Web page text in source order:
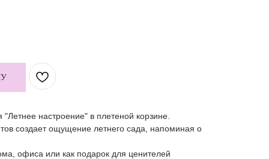
настроение" в плетеной корзине.
создает ощущение летнего сада, напоминая о
офиса или как подарок для ценителей